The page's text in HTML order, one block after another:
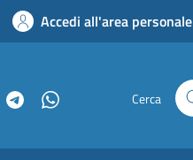
Accedi all'area personale
FacebookTelegram Cerca